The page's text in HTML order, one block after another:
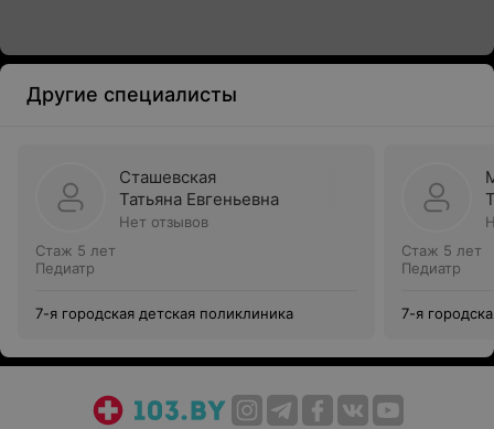
Другие специалисты
Сташевская
Татьяна Евгеньевна
Нет отзывов
Стаж 5 лет
Педиатр
7-я городская детская поликлиника
Стаж 5 лет
Педиатр
7-я